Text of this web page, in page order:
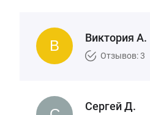
Виктория А.
Отзывов: 3
Сергей Д.